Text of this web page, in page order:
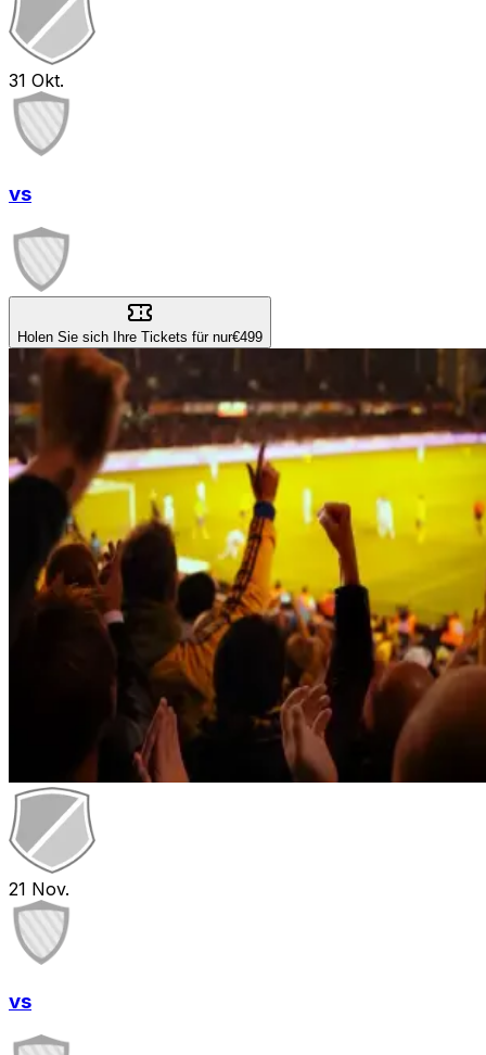
31 Okt.
vs
Holen Sie sich Ihre Tickets für nur€499
21 Nov.
vs